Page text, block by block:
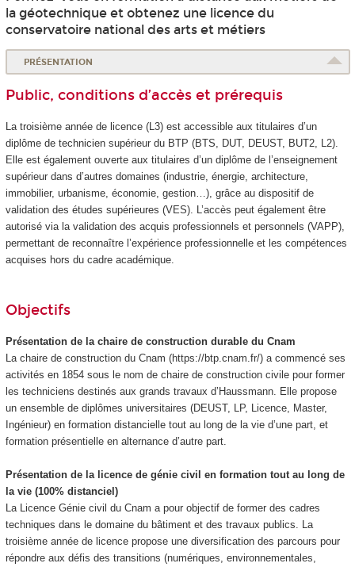
la géotechnique et obtenez une licence du
conservatoire national des arts et métiers
PRÉSENTATION
Public, conditions d’accès et prérequis
La troisième année de licence (L3) est accessible aux titulaires d’un
diplôme de technicien supérieur du BTP (BTS, DUT, DEUST, BUT2, L2).
Elle est également ouverte aux titulaires d’un diplôme de l’enseignement
supérieur dans d’autres domaines (industrie, énergie, architecture,
immobilier, urbanisme, économie, gestion…), grâce au dispositif de
validation des études supérieures (VES). L’accès peut également être
autorisé via la validation des acquis professionnels et personnels (VAPP),
permettant de reconnaître l’expérience professionnelle et les compétences
acquises hors du cadre académique.
Objectifs
Présentation de la chaire de construction durable du Cnam
La chaire de construction du Cnam (https://btp.cnam.fr/) a commencé ses
activités en 1854 sous le nom de chaire de construction civile pour former
les techniciens destinés aux grands travaux d’Haussmann. Elle propose
un ensemble de diplômes universitaires (DEUST, LP, Licence, Master,
Ingénieur) en formation distancielle tout au long de la vie d’une part, et
formation présentielle en alternanced’autre part.
Présentation de la licence de génie civil en formation tout au long de
la vie (100% distanciel)
La Licence Génie civil du Cnam a pour objectif de former des cadres
techniques dans le domaine du bâtiment et des travaux publics. La
troisième année de licence propose une diversification des parcours pour
répondre aux défis des transitions (numériques, environnementales,